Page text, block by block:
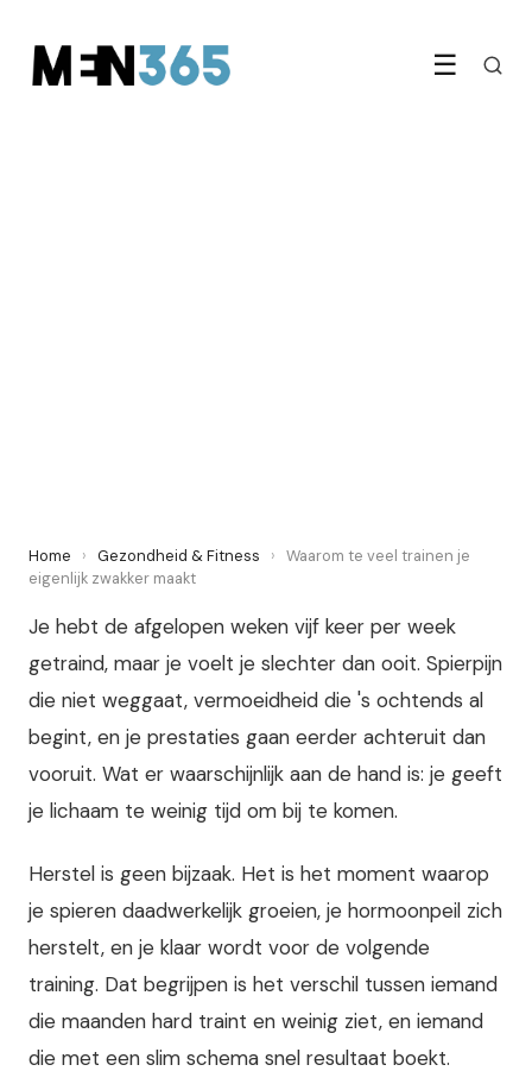
☰
Home › Gezondheid & Fitness › Waarom te veel trainen je
eigenlijk zwakker maakt
Je hebt de afgelopen weken vijf keer per week
getraind, maar je voelt je slechter dan ooit. Spierpijn
die niet weggaat, vermoeidheid die 's ochtends al
begint, en je prestaties gaan eerder achteruit dan
vooruit. Wat er waarschijnlijk aan de hand is: je geeft
je lichaam te weinig tijd om bij te komen.
Herstel is geen bijzaak. Het is het moment waarop
je spieren daadwerkelijk groeien, je hormoonpeil zich
herstelt, en je klaar wordt voor de volgende
training. Dat begrijpen is het verschil tussen iemand
die maanden hard traint en weinig ziet, en iemand
die met een slim schema snel resultaat boekt.